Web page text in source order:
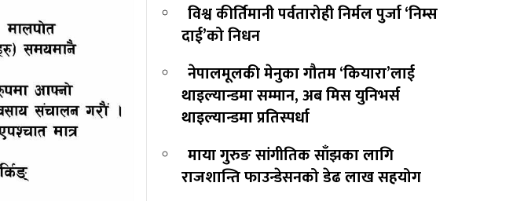
विश्व कीर्तिमानी पर्वतारोही निर्मल पुर्जा ‘निम्स
दाई’को निधन
नेपालमूलकी मेनुका गौतम ‘कियारा’लाई
थाइल्यान्डमा सम्मान, अब मिस युनिभर्स
थाइल्यान्डमा प्रतिस्पर्धा
माया गुरुङ सांगीतिक साँझका लागि
राजशान्ति फाउन्डेसनको डेढ लाख सहयोग